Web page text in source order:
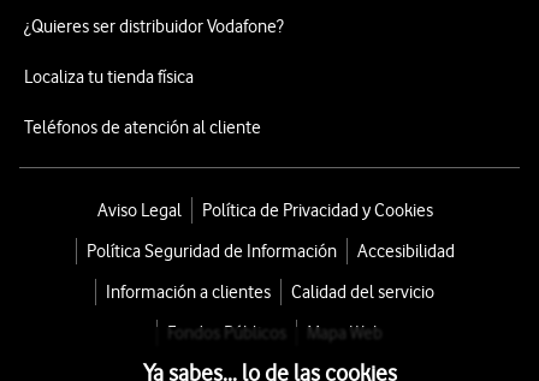
¿Quieres ser distribuidor Vodafone?
Localiza tu tienda física
Teléfonos de atención al cliente
Aviso Legal
Política de Privacidad y Cookies
Política Seguridad de Información
Accesibilidad
Información a clientes
Calidad del servicio
Fondos Públicos
Mapa Web
Ya sabes... lo de las cookies